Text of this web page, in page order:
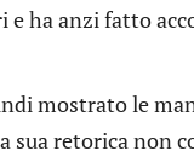
e ha anzi fatto
mostrato le
sua retorica non